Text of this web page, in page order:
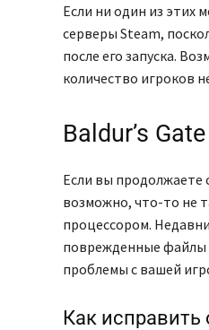
Если ни один из этих
серверы Steam,
после его запуска.
количество игроков
Baldur’s
Если вы продолжаете
возможно, что-то не
процессором.
поврежденные файлы
проблемы с вашей
Как исправить